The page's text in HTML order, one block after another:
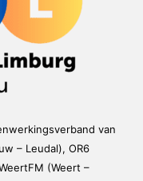
van
– Leudal), OR6
(Weert –